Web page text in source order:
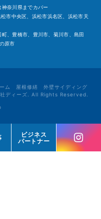
ビジネス
パートナー
求人応募
ビジネス
パートナー
奈川県までカバー
市中央区、浜松市浜名区、浜松市天
、豊橋市、豊川市、菊川市、島田
原市
ム 屋根修繕 外壁サイディング
社ディーズ. All Rights Reserved.